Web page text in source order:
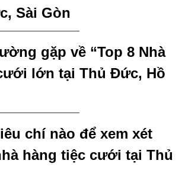
Sài Gòn
gặp về “Top 8 Nhà
lớn tại Thủ Đức, Hồ
chí nào để xem xét
hàng tiệc cưới tại Thủ